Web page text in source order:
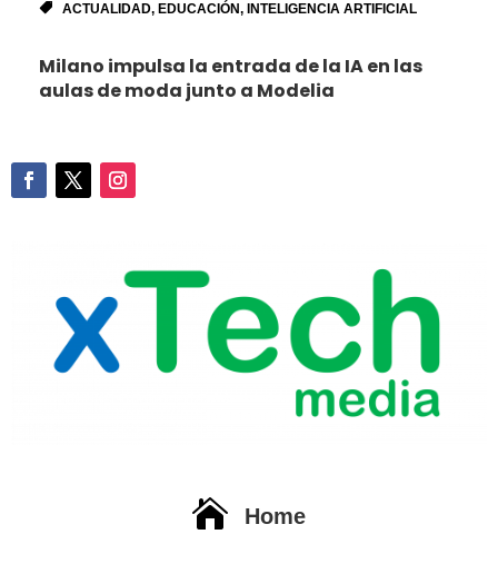
ACTUALIDAD, EDUCACIÓN, INTELIGENCIA ARTIFICIAL
Milano impulsa la entrada de la IA en las
aulas de moda junto a Modelia
 Home